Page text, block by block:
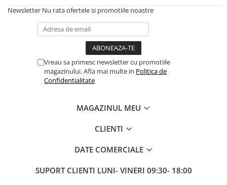
Mansoane
Genti Transport
Sistem antifurt
Stickere reflectorizate
Casti protectie
Cauciucuri si camere
Cauciucuri
Newsletter Nu rata ofertele si promotiile noastre
Vreau sa primesc newsletter cu promotiile
magazinului. Afla mai multe in Politica de
Confidentialitate
MAGAZINUL MEU
CLIENTI
DATE COMERCIALE
SUPORT CLIENTI LUNI- VINERI 09:30- 18:00